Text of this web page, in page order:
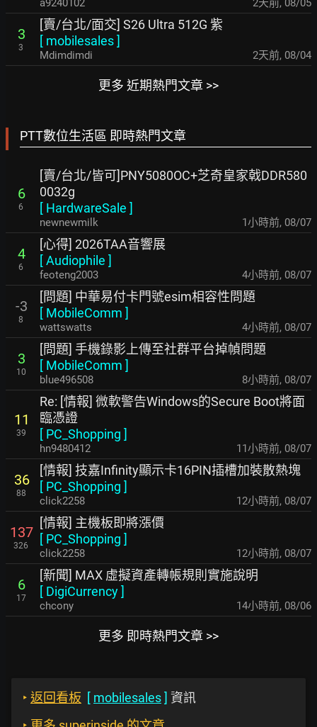
a9240102 2天前, 08/05
3
3
[賣/台北/面交] S26 Ultra 512G 紫
[ mobilesales]
Mdimdimdi 2天前, 08/04
更多 近期熱門文章 >>
PTT數位生活區 即時熱門文章
6
6
[賣/台北/皆可]PNY5080OC+芝奇皇家戟DDR580
0032g
[ HardwareSale ]
newnewmilk 1小時前, 08/07
4
6
[心得] 2026TAA音響展
[Audiophile ]
feoteng2003 4小時前, 08/07
-3
8
[問題] 中華易付卡門號esim相容性問題
[ MobileComm ]
wattswatts 4小時前, 08/07
3
10
[問題] 手機錄影上傳至社群平台掉幀問題
[ MobileComm ]
blue496508 8小時前, 08/07
11
39
Re: [情報] 微軟警告Windows的Secure Boot將面
臨憑證
[ PC_Shopping ]
hn9480412 11小時前, 08/07
36
88
[情報] 技嘉Infinity顯示卡16PIN插槽加裝散熱塊
[ PC_Shopping ]
click2258 12小時前, 08/07
137
326
[情報] 主機板即將漲價
[ PC_Shopping ]
click2258 12小時前, 08/07
6
17
[新聞] MAX 虛擬資產轉帳規則實施說明
[ DigiCurrency]
chcony 14小時前, 08/06
更多 即時熱門文章 >>
‣ 返回看板 [ mobilesales] 資訊